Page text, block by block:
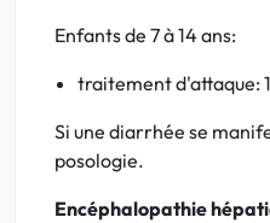
Enfants de 7 à 14 ans:
traitement d'attaque:
Si une diarrhée se
posologie.
Encéphalopathie